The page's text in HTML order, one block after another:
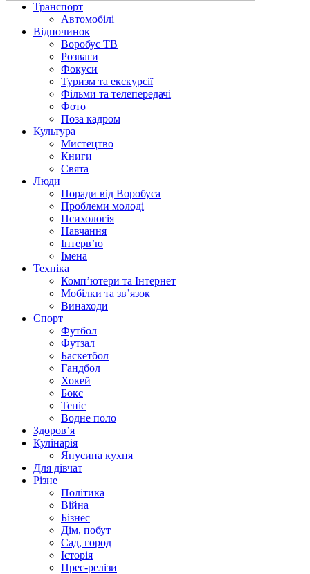
Транспорт
Автомобілі
Відпочинок
Воробус ТВ
Розваги
Фокуси
Туризм та екскурсії
Фільми та телепередачі
Фото
Поза кадром
Культура
Мистецтво
Книги
Свята
Люди
Поради від Воробуса
Проблеми молоді
Психологія
Навчання
Інтерв’ю
Імена
Техніка
Комп’ютери та Інтернет
Мобілки та зв’язок
Винаходи
Спорт
Футбол
Футзал
Баскетбол
Гандбол
Хокей
Бокс
Теніс
Водне поло
Здоров’я
Кулінарія
Янусина кухня
Для дівчат
Різне
Політика
Війна
Бізнес
Дім, побут
Сад, город
Історія
Прес-релізи